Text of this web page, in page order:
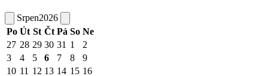
Srpen2026
Po Út St Čt Pá So Ne
27 28 29 30 31 1
2
3
4 5 6 7 8
9
10 11 12 13 14 15 16